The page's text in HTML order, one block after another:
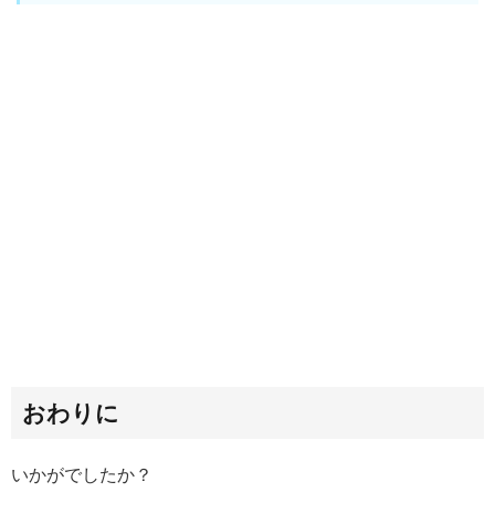
おわりに
いかがでしたか？